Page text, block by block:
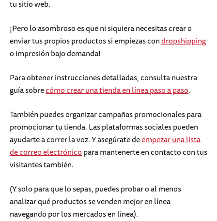
tu sitio web.
¡Pero lo asombroso es que ni siquiera necesitas crear o
enviar tus propios productos si empiezas condropshipping
o impresión bajo demanda!
Para obtener instrucciones detalladas, consulta nuestra
guía sobrecómo crear una tienda en línea paso a paso.
También puedes organizar campañas promocionales para
promocionar tu tienda. Las plataformas sociales pueden
ayudarte a correr la voz. Y asegúrate deempezar una lista
de correo electrónicopara mantenerte en contacto con tus
visitantes también.
(Y solo para que lo sepas, puedes probar o al menos
analizar qué productos se venden mejor en línea
navegando por los mercados en línea).